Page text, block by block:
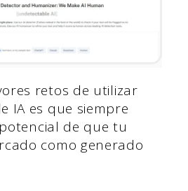
retos de utilizar
IA es que siempre
de que tu
como generado